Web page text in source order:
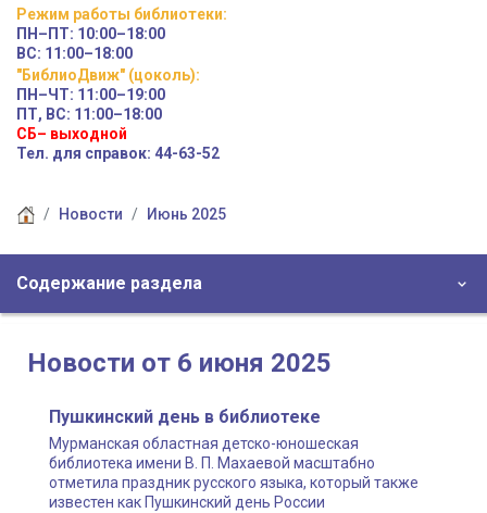
Режим работы библиотеки:
ПН–ПТ: 10:00–18:00
ВС: 11:00–18:00
"БиблиоДвиж" (цоколь):
ПН–ЧТ: 11:00–19:00
ПТ, ВС: 11:00–18:00
СБ– выходной
Тел. для справок: 44-63-52
Новости Июнь 2025
Содержание раздела
Новости от 6 июня 2025
Пушкинский день в библиотеке
Мурманская областная детско-юношеская
библиотека имени В. П. Махаевой масштабно
отметила праздник русского языка, который также
известен как Пушкинский день России